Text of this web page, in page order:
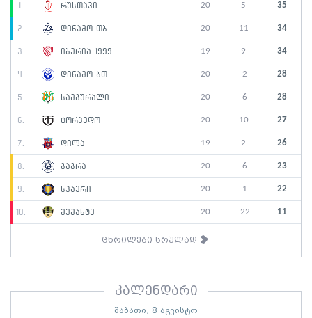
1. რუსთავი 20 5 35
2. დინამო თბ 20 11 34
3. იბერია 1999 19 9 34
4. დინამო ბთ 20 -2 28
5. სამგურალი 20 -6 28
6. ტორპედო 20 10 27
7. დილა 19 2 26
8. გაგრა 20 -6 23
9. სპაერი 20 -1 22
10. მეშახტე 20 -22 11
ცხრილები სრულად
კალენდარი
შაბათი, 8 აგვისტო